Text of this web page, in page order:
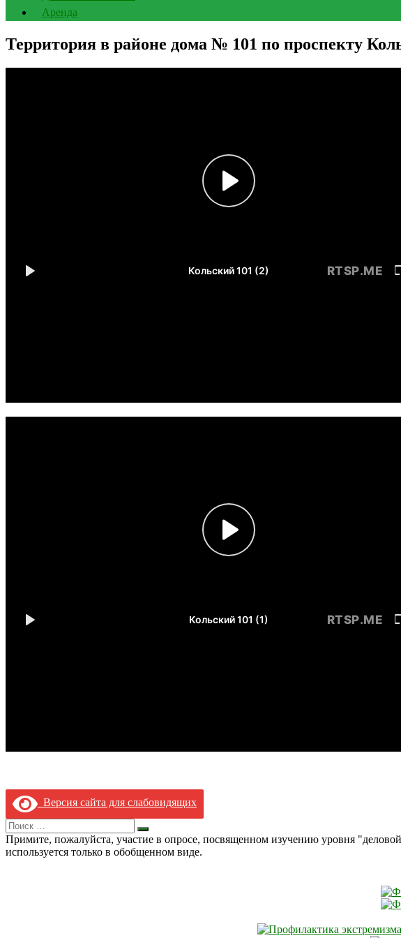
Аренда
Территория в районе дома № 101 по проспекту
Версия сайта для слабовидящих
Search
for:
Искать
Примите, пожалуйста, участие в опросе, посвященном изучению уровня
используется только в обобщенном виде.